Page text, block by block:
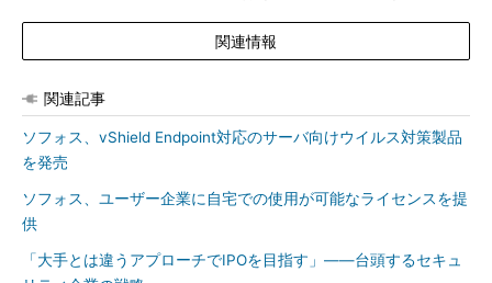
関連情報
関連記事
ソフォス、vShield Endpoint対応のサーバ向けウイルス対策製品
を発売
ソフォス、ユーザー企業に自宅での使用が可能なライセンスを提
供
「大手とは違うアプローチでIPOを目指す」――台頭するセキュ